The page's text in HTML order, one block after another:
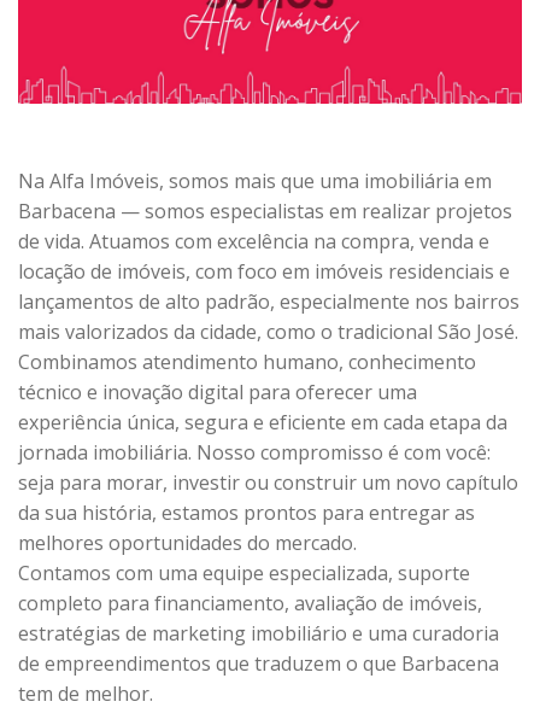
Na Alfa Imóveis, somos mais que uma imobiliária em
Barbacena — somos especialistas em realizar projetos
de vida. Atuamos com excelência na compra, venda e
locação de imóveis, com foco em imóveis residenciais e
lançamentos de alto padrão, especialmente nos bairros
mais valorizados da cidade, como o tradicional São José.
Combinamos atendimento humano, conhecimento
técnico e inovação digital para oferecer uma
experiência única, segura e eficiente em cada etapa da
jornada imobiliária. Nosso compromisso é com você:
seja para morar, investir ou construir um novo capítulo
da sua história, estamos prontos para entregar as
melhores oportunidades do mercado.
Contamos com uma equipe especializada, suporte
completo para financiamento, avaliação de imóveis,
estratégias de marketing imobiliário e uma curadoria
de empreendimentos que traduzem o que Barbacena
tem de melhor.